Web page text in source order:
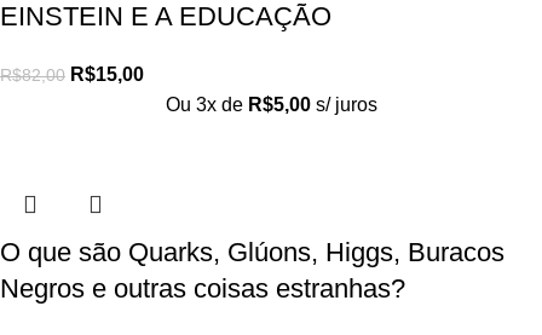
EINSTEIN E A EDUCAÇÃO
R$82,00 R$15,00
Ou 3x de R$5,00 s/ juros
O que são Quarks, Glúons, Higgs, Buracos
Negros e outras coisas estranhas?